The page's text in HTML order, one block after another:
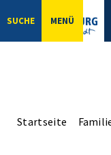
SUCHE MENÜ
Startseite